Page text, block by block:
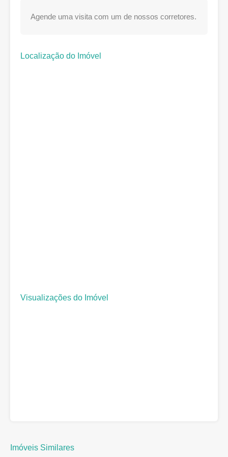
Agende uma visita com um de nossos corretores.
Localização do Imóvel
Visualizações do Imóvel
Imóveis Similares